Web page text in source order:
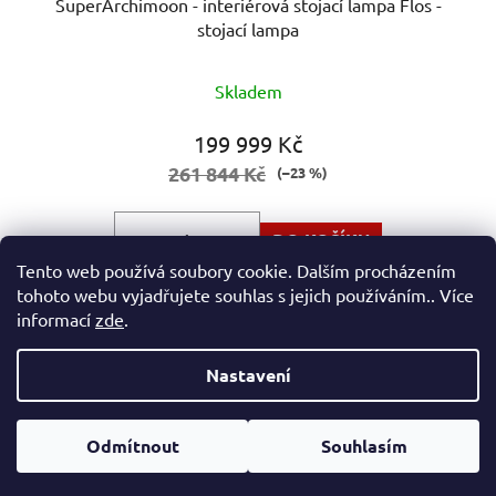
Tento web používá soubory cookie. Dalším procházením
tohoto webu vyjadřujete souhlas s jejich používáním.. Více
informací zde.
Nastavení
Odmítnout Souhlasím
stojací lampa
Skladem
199 999 Kč
261 844 Kč (–23 %)
DO KOŠÍKU
Omylem jsme objednali verzi do interieru, místo verze
Vytvořil Shoptet
Copyright 2026eshop Hynek Medřický. Všechna práva
vyhrazena.